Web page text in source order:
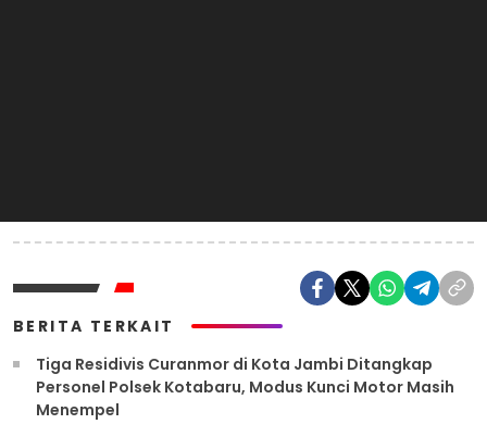
BERITA TERKAIT
Tiga Residivis Curanmor di Kota Jambi Ditangkap
Personel Polsek Kotabaru, Modus Kunci Motor Masih
Menempel